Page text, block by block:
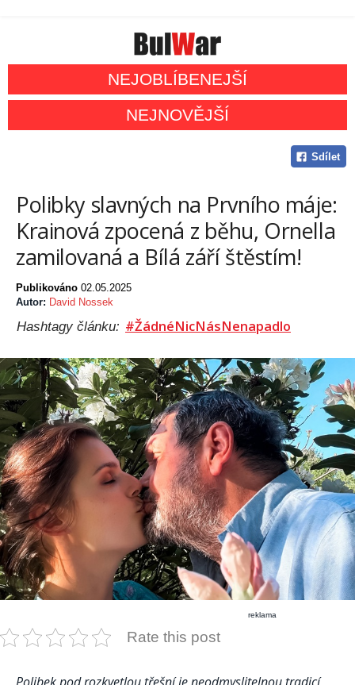
NEJOBLÍBENEJŠÍ
NEJNOVĚJŠÍ
Sdílet
Polibky slavných na Prvního máje:
Krainová zpocená z běhu, Ornella
zamilovaná a Bílá září štěstím!
Publikováno 02.05.2025
Autor: David Nossek
Hashtagy článku: #ŽádnéNicNásNenapadlo
reklama
Rate this post